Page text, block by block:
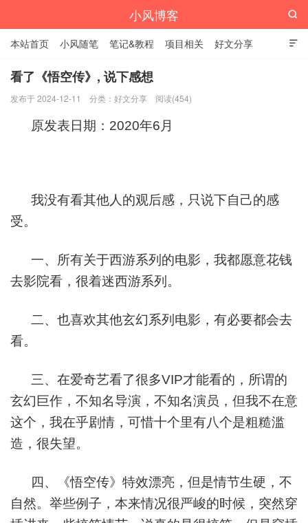
小风博客

本站首页 小风随笔 笔记&教程 项目相关 好文分享
栏目汇总

看了《悟空传》, 说下感想
发布于 2024-12-11 分类： 好文分享 阅读(454)
原发表日期：2020年6月
我没有看其他人的观后感，只说下自己的感
受。
一、所有关于西游系列的电影，我都愿意花钱
去影院看，很着迷西游系列。
二、也喜欢其他玄幻系列电影，有必要都会去
看。
三、在爱奇艺看了很多VIP才能看的，所谓的
玄幻巨作，不知名导演，不知名演员，但我不在意
这个，我在乎剧情，可惜十个里有八个是粗糙滥
造，很失望。
四、《悟空传》特效漂亮，但是情节生硬，不
自然。举些例子，本来情况很严峻的时候，突然穿